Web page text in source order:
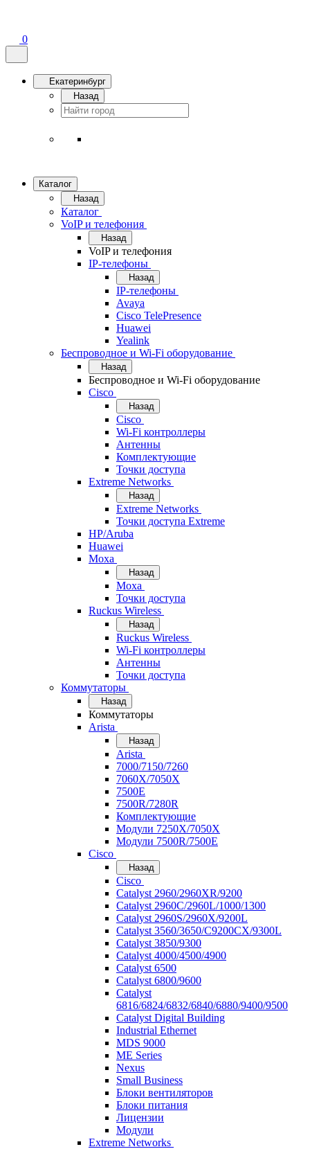
0
Екатеринбург
Назад
Каталог
Назад
Каталог
VoIP и телефония
Назад
VoIP и телефония
IP-телефоны
Назад
IP-телефоны
Avaya
Cisco TelePresence
Huawei
Yealink
Беспроводное и Wi-Fi оборудование
Назад
Беспроводное и Wi-Fi оборудование
Cisco
Назад
Cisco
Wi-Fi контроллеры
Антенны
Комплектующие
Точки доступа
Extreme Networks
Назад
Extreme Networks
Точки доступа Extreme
HP/Aruba
Huawei
Moxa
Назад
Moxa
Точки доступа
Ruckus Wireless
Назад
Ruckus Wireless
Wi-Fi контроллеры
Антенны
Точки доступа
Коммутаторы
Назад
Коммутаторы
Arista
Назад
Arista
7000/7150/7260
7060X/7050X
7500E
7500R/7280R
Комплектующие
Модули 7250X/7050X
Модули 7500R/7500E
Cisco
Назад
Cisco
Catalyst 2960/2960XR/9200
Catalyst 2960C/2960L/1000/1300
Catalyst 2960S/2960X/9200L
Catalyst 3560/3650/C9200CX/9300L
Catalyst 3850/9300
Catalyst 4000/4500/4900
Catalyst 6500
Catalyst 6800/9600
Catalyst
6816/6824/6832/6840/6880/9400/9500
Catalyst Digital Building
Industrial Ethernet
MDS 9000
ME Series
Nexus
Small Business
Блоки вентиляторов
Блоки питания
Лицензии
Модули
Extreme Networks